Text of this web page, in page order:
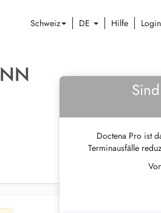
Schweiz DE Hilfe Login
Doctena Pro ist
Terminausfälle